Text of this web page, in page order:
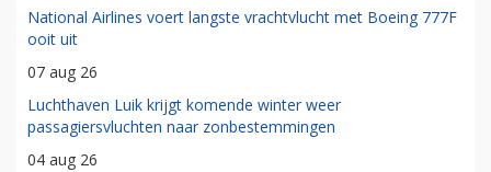
National Airlines voert langste vrachtvlucht met Boeing 777F
ooit uit
07 aug 26
Luchthaven Luik krijgt komende winter weer
passagiersvluchten naar zonbestemmingen
04 aug 26